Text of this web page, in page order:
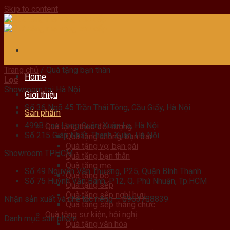
Skip to content
Home
Giới thiệu
Sản phẩm
Quà tặng theo đối tượng
Quà tặng chồng, bạn trai
Quà tặng vợ, bạn gái
Quà tặng bạn thân
Quà tặng mẹ
Quà tặng bố
Quà tặng sếp
Quà tặng sếp nghỉ hưu
Quà tặng sếp thăng chức
Quà tặng sự kiện, hội nghị
Quà tặng văn hóa
Trang chủ / Quà tặng bạn thân
Lọc
Showroom tại Hà Nội
Số 36 Ngõ 45 Trần Thái Tông, Cầu Giấy, Hà Nội
499B Lạc Long Quân, Xuân La, Hà Nội
Số 215 Giáp Nhất, Thanh Xuân, Hà Nội
Showroom TP.HCM
Số 49 Nguyễn Văn Thương, P25, Quận Bình Thạnh
Số 75 Huỳnh Văn Bánh, P12, Q. Phú Nhuận, Tp.HCM
Nhận sản xuất và chế tác riêng – 0963788839
Danh mục sản phẩm